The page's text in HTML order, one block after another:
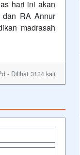
hari ini akan
dan RA Annur
madrasah
- Dilihat 3134 kali